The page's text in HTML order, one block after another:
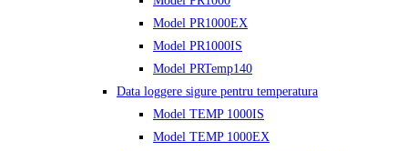
Model PR1000EX
Model PR1000IS
Model PRTemp140
Data loggere sigure pentru temperatura
Model TEMP 1000IS
Model TEMP 1000EX